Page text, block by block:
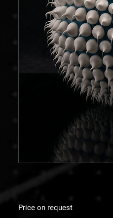
Price on request